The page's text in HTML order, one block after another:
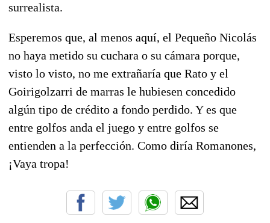
surrealista.
Esperemos que, al menos aquí, el Pequeño Nicolás
no haya metido su cuchara o su cámara porque,
visto lo visto, no me extrañaría que Rato y el
Goirigolzarri de marras le hubiesen concedido
algún tipo de crédito a fondo perdido. Y es que
entre golfos anda el juego y entre golfos se
entienden a la perfección. Como diría Romanones,
¡Vaya tropa!